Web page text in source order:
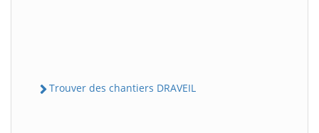
Trouver des chantiers DRAVEIL